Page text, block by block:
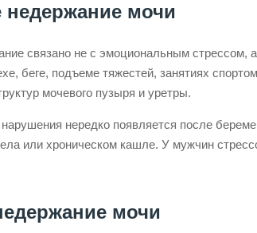
недержание мочи
связано не с эмоциональным
беге, подъеме тяжестей, занятиях
мочевого пузыря и уретры.
нередко появляется после
или хроническом кашле. У мужчин
мочи